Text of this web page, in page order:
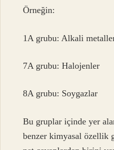
Örneğin:
1A grubu: Alkali
7A grubu: Halojenler
8A grubu: Soygazlar
Bu gruplar içinde yer
benzer kimyasal özellik